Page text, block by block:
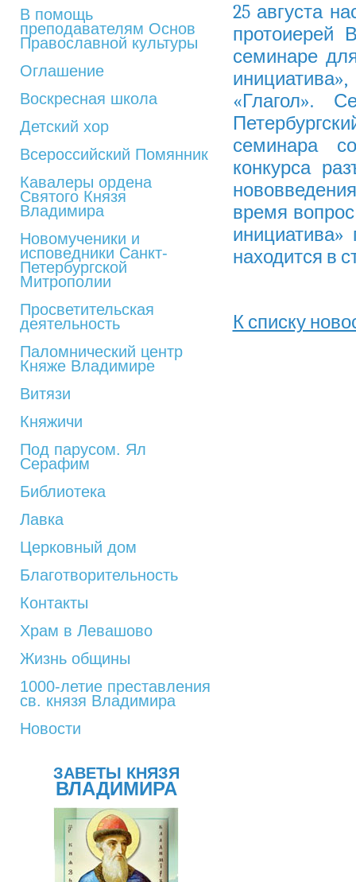
В помощь
преподавателям Основ
Православной культуры
Оглашение
Воскресная школа
Детский хор
Всероссийский Помянник
Кавалеры ордена
Святого Князя
Владимира
Новомученики и
исповедники Санкт-
Петербургской
Митрополии
Просветительская
деятельность
Паломнический центр
Княже Владимире
Витязи
Княжичи
Под парусом. Ял
Серафим
Библиотека
Лавка
Церковный дом
Благотворительность
Контакты
Храм в Левашово
Жизнь общины
1000-летие преставления
св. князя Владимира
Новости
ЗАВЕТЫ КНЯЗЯ
ВЛАДИМИРА
25 августа
протоиерей
семинаре
«Глагол».
семинара
конкурса
время
инициатива»
находится в
К списку